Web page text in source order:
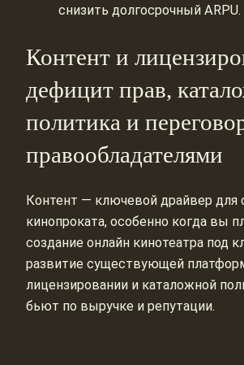
снизить долгосрочный ARPU.
Контент и
дефицит прав,
политика и
правообладателями
Контент — ключевой драйвер для
кинопроката, особенно когда вы
создание онлайн кинотеатра под
развитие существующей
лицензировании и каталожной
бьют по выручке и репутации.